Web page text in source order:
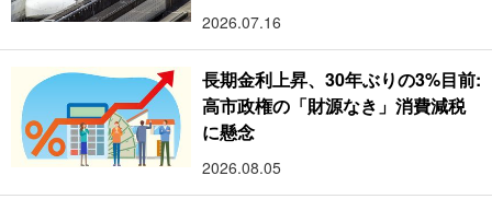
2026.07.16
長期金利上昇、30年ぶりの3%目前:
高市政権の「財源なき」消費減税
に懸念
2026.08.05